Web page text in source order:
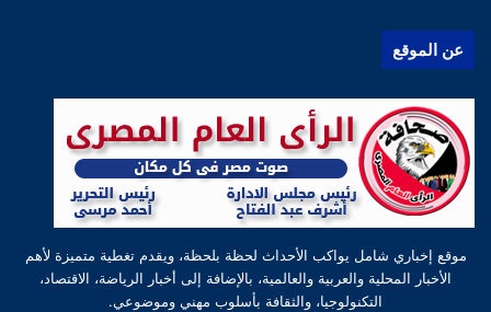
عن الموقع
موقع إخباري شامل يواكب الأحداث لحظة بلحظة، ويقدم تغطية متميزة لأهم
الأخبار المحلية والعربية والعالمية، بالإضافة إلى أخبار الرياضة، الاقتصاد،
التكنولوجيا، والثقافة بأسلوب مهني وموضوعي.